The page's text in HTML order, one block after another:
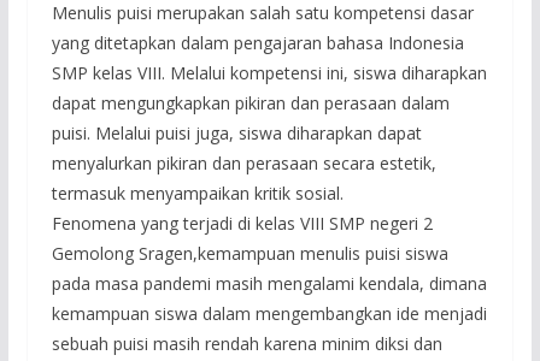
Menulis puisi merupakan salah satu kompetensi dasar
yang ditetapkan dalam pengajaran bahasa Indonesia
SMP kelas VIII. Melalui kompetensi ini, siswa diharapkan
dapat mengungkapkan pikiran dan perasaan dalam
puisi. Melalui puisi juga, siswa diharapkan dapat
menyalurkan pikiran dan perasaan secara estetik,
termasuk menyampaikan kritik sosial.
Fenomena yang terjadi di kelas VIII SMP negeri 2
Gemolong Sragen,kemampuan menulis puisi siswa
pada masa pandemi masih mengalami kendala, dimana
kemampuan siswa dalam mengembangkan ide menjadi
sebuah puisi masih rendah karena minim diksi dan